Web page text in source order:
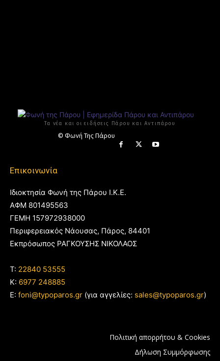
Τα νέα και οι ειδήσεις Πάρου και Αντιπάρου
© Φωνή Της Πάρου
Επικοινωνία
Ιδιοκτησία Φωνή της Πάρου Ι.Κ.Ε.
ΑΦΜ 801495563
ΓΕΜΗ 157972938000
Περιφερειακός Νάουσας, Πάρος, 84401
Εκπρόσωπος ΡΑΓΚΟΥΣΗΣ ΝΙΚΟΛΑΟΣ
T: 22840 53555
Κ: 6977 248885
E: foni@typoparos.gr (για αγγελίες: sales@typoparos.gr)
Πολιτική απορρήτου & Cookies
Δήλωση Συμμόρφωσης